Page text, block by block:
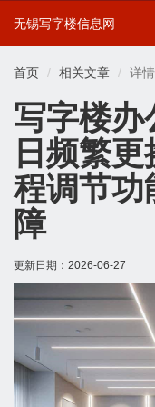
无锡写字楼信息网
首页 相关文章 详
写字楼办
日频繁
程调节功
障
更新日期： 2026-06-27